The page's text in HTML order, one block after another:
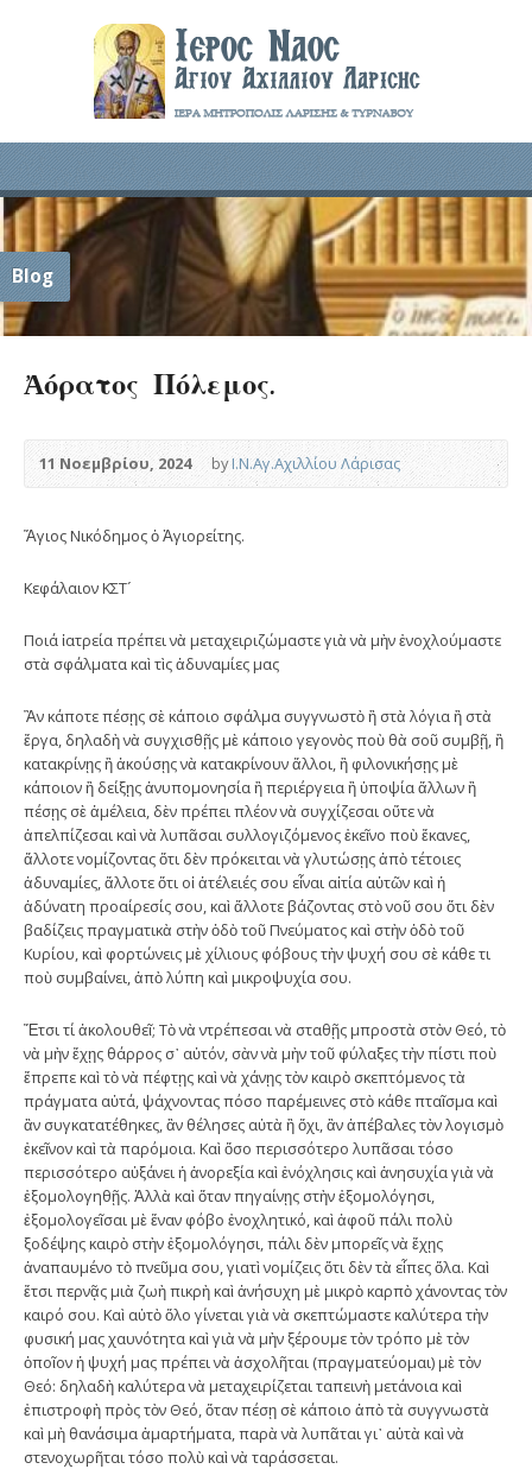
Blog
Ἀόρατος Πόλεμος.
11 Νοεμβρίου, 2024 byΙ.Ν.Αγ.Αχιλλίου Λάρισας
Ἅγιος Νικόδημος ὁ Ἁγιορείτης.
Κεφάλαιον ΚΣΤ´
Ποιά ἰατρεία πρέπει νὰ μεταχειριζώμαστε γιὰ νὰ μὴν ἐνοχλούμαστε
στὰ σφάλματα καὶ τὶς ἀδυναμίες μας
Ἂν κάποτε πέσῃς σὲ κάποιο σφάλμα συγγνωστὸ ἢ στὰ λόγια ἢ στὰ
ἔργα, δηλαδὴ νὰ συγχισθῇς μὲ κάποιο γεγονὸς ποὺ θὰ σοῦ συμβῇ, ἢ
κατακρίνῃς ἢ ἀκούσῃς νὰ κατακρίνουν ἄλλοι, ἢ φιλονικήσῃς μὲ
κάποιον ἢ δείξῃς ἀνυπομονησία ἢ περιέργεια ἢ ὑποψία ἄλλων ἢ
πέσῃς σὲ ἀμέλεια, δὲν πρέπει πλέον νὰ συγχίζεσαι οὔτε νὰ
ἀπελπίζεσαι καὶ νὰ λυπᾶσαι συλλογιζόμενος ἐκεῖνο ποὺ ἔκανες,
ἄλλοτε νομίζοντας ὅτι δὲν πρόκειται νὰ γλυτώσῃς ἀπὸ τέτοιες
ἀδυναμίες, ἄλλοτε ὅτι οἱ ἀτέλειές σου εἶναι αἰτία αὐτῶν καὶ ἡ
ἀδύνατη προαίρεσίς σου, καὶ ἄλλοτε βάζοντας στὸ νοῦ σου ὅτι δὲν
βαδίζεις πραγματικὰ στὴν ὁδὸ τοῦ Πνεύματος καὶ στὴν ὁδὸ τοῦ
Κυρίου, καὶ φορτώνεις μὲ χίλιους φόβους τὴν ψυχή σου σὲ κάθε τι
ποὺ συμβαίνει, ἀπὸ λύπη καὶ μικροψυχία σου.
Ἔτσι τί ἀκολουθεῖ; Τὸ νὰ ντρέπεσαι νὰ σταθῇς μπροστὰ στὸν Θεό, τὸ
νὰ μὴν ἔχῃς θάρρος σ᾿ αὐτόν, σὰν νὰ μὴν τοῦ φύλαξες τὴν πίστι ποὺ
ἔπρεπε καὶ τὸ νὰ πέφτῃς καὶ νὰ χάνῃς τὸν καιρὸ σκεπτόμενος τὰ
πράγματα αὐτά, ψάχνοντας πόσο παρέμεινες στὸ κάθε πταῖσμα καὶ
ἂν συγκατατέθηκες, ἂν θέλησες αὐτὰ ἢ ὄχι, ἂν ἀπέβαλες τὸν λογισμὸ
ἐκεῖνον καὶ τὰ παρόμοια. Καὶ ὅσο περισσότερο λυπᾶσαι τόσο
περισσότερο αὐξάνει ἡ ἀνορεξία καὶ ἐνόχλησις καὶ ἀνησυχία γιὰ νὰ
ἐξομολογηθῇς. Ἀλλὰ καὶ ὅταν πηγαίνῃς στὴν ἐξομολόγησι,
ἐξομολογεῖσαι μὲ ἕναν φόβο ἐνοχλητικό, καὶ ἀφοῦ πάλι πολὺ
ξοδέψης καιρὸ στὴν ἐξομολόγησι, πάλι δὲν μπορεῖς νὰ ἔχῃς
ἀναπαυμένο τὸ πνεῦμα σου, γιατὶ νομίζεις ὅτι δὲν τὰ εἶπες ὅλα. Καὶ
ἔτσι περνᾷς μιὰ ζωὴ πικρὴ καὶ ἀνήσυχη μὲ μικρὸ καρπὸ χάνοντας τὸν
καιρό σου. Καὶ αὐτὸ ὅλο γίνεται γιὰ νὰ σκεπτώμαστε καλύτερα τὴν
φυσική μας χαυνότητα καὶ γιὰ νὰ μὴν ξέρουμε τὸν τρόπο μὲ τὸν
ὁποῖον ἡ ψυχή μας πρέπει νὰ ἀσχολῆται (πραγματεύομαι) μὲ τὸν
Θεό: δηλαδὴ καλύτερα νὰ μεταχειρίζεται ταπεινὴ μετάνοια καὶ
ἐπιστροφὴ πρὸς τὸν Θεό, ὅταν πέσῃ σὲ κάποιο ἀπὸ τὰ συγγνωστὰ
καὶ μὴ θανάσιμα ἁμαρτήματα, παρὰ νὰ λυπᾶται γι᾿ αὐτὰ καὶ νὰ
στενοχωρῆται τόσο πολὺ καὶ νὰ ταράσσεται.